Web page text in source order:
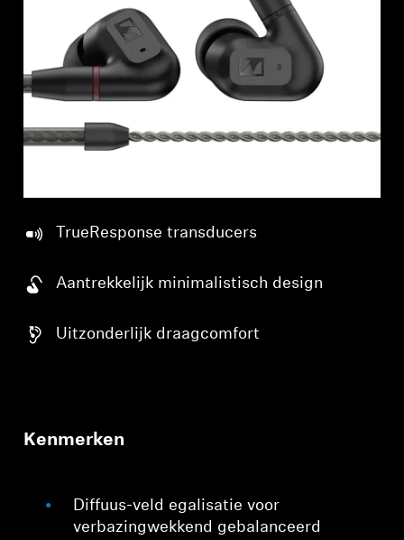
TrueResponse transducers
Aantrekkelijk minimalistisch design
Uitzonderlijk draagcomfort
Kenmerken
Diffuus-veld egalisatie voor
verbazingwekkend gebalanceerd